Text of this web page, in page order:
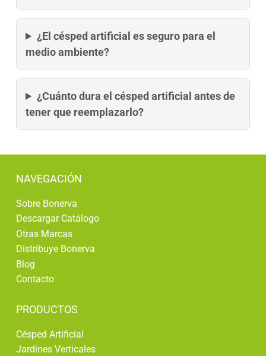
¿El césped artificial es seguro para el
medio ambiente?
¿Cuánto dura el césped artificial antes de
tener que reemplazarlo?
NAVEGACIÓN
Sobre Bonerva
Descargar Catálogo
Otras Marcas
Distribuye Bonerva
Blog
Contacto
PRODUCTOS
Césped Artificial
Jardines Verticales